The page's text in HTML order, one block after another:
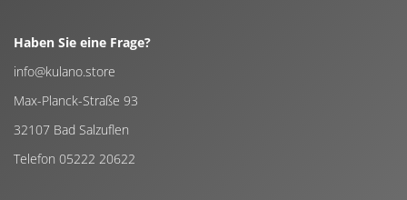
Haben Sie eine Frage?
info@kulano.store
Max-Planck-Straße 93
32107 Bad Salzuflen
Telefon 05222 20622